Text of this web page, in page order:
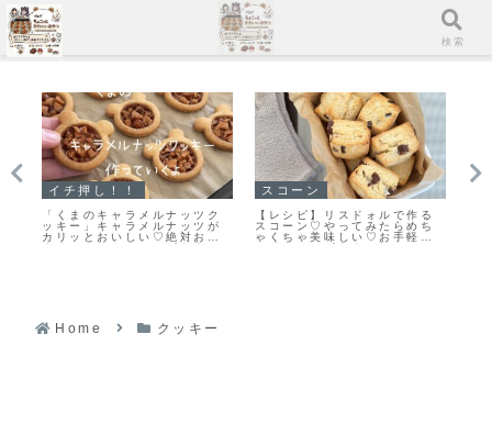
クッキー
「おやつ何がいい？」あっと
いう間になくなります♡栗原
はるみさんの塩クッキー焼き
ました！
イチ押し！！
「栗のマフィン」まるで栗の
バターケーキ🌰しっとり美味
しいマフィンレシピだよ！
Home クッキー
メニュー 検索